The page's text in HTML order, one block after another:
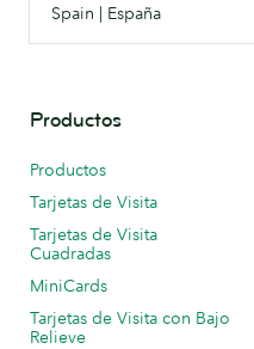
Spain | España
Productos
Productos
Tarjetas de Visita
Tarjetas de Visita
Cuadradas
MiniCards
Tarjetas de Visita con Bajo
Relieve